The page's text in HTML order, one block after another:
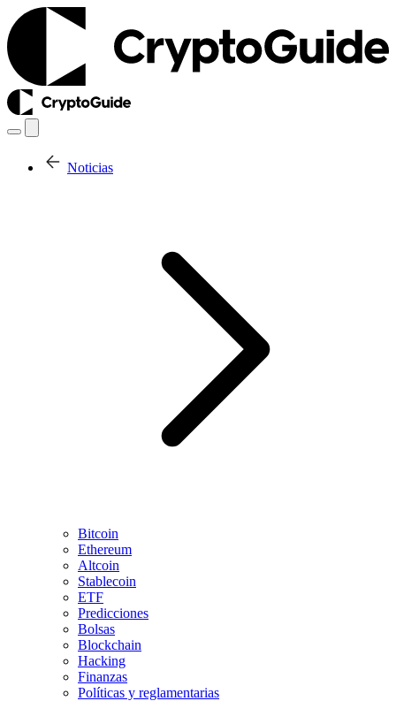
Noticias
Bitcoin
Ethereum
Altcoin
Stablecoin
ETF
Predicciones
Bolsas
Blockchain
Hacking
Finanzas
Políticas y reglamentarias